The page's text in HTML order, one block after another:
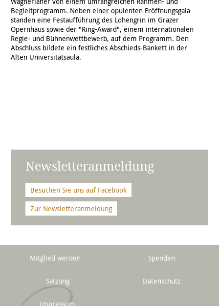
Begleitprogramm. Neben einer opulenten Eröffnungsgala
standen eine Festaufführung des Lohengrin im Grazer
Opernhaus sowie der "Ring-Award", einem internationalen
Regie- und Bühnenwettbewerb, auf dem Programm. Den
Abschluss bildete ein festliches Abschieds-Bankett in der
Alten Universitätsaula.
Newsletteranmeldung
Besuchen Sie uns auf Facebook
Zur Newsletteranmeldung
Mitglied werden Spenden
Satzung Datenschutz
Impressum